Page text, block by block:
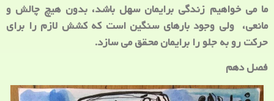
ما می خواهیم زندگی برایمان سهل باشد، بدون هیچ چالش و
مانعی، ولی وجود بارهای سنگین است که کشش لازم را برای
حرکت رو به جلو را برایمان محقق می سازد.
فصل دهم